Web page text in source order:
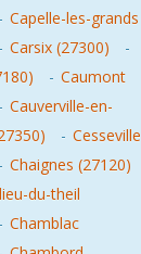
- Capelle-les-grands
- Carsix (27300)
-
- Caumont
- Cauverville-en-
- Cesseville
- Chaignes (27120)
du-theil
- Chamblac